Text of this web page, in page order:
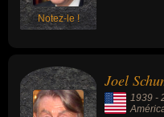
Notez-le !
Joel
1939 -